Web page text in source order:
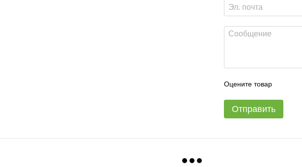
Оцените товар
Отправить